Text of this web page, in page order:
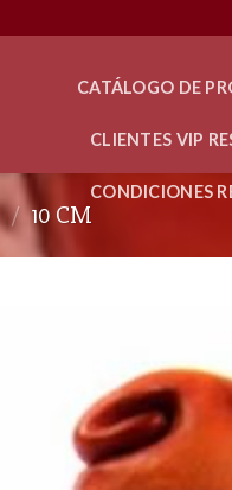
CATÁLOGO DE
CLIENTES VIP
CONDICIONES
/ 10 CM